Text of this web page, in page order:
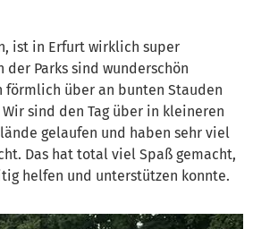
ist in Erfurt wirklich super
der Parks sind wunderschön
über an bunten Stauden
sind den Tag über in kleineren
gelaufen und haben sehr viel
Das hat total viel Spaß gemacht,
helfen und unterstützen konnte.